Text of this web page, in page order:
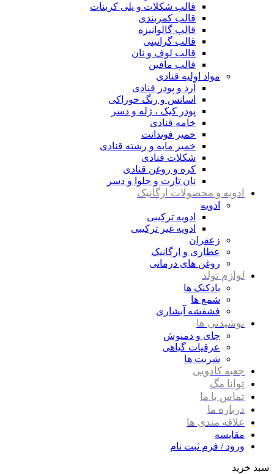
قالب شکلات و پلی کربنات
قالب کمربندی
قالب گالوانیزه
قالب گرانیتی
قالب لوف و نان
قالب مافین
مواد اولیه قنادی
آرد و پودر قنادی
اسانس و رنگ خوراکی
پودر کیک ، ژله و دسر
خامه قنادی
خمیر فوندانت
خمیر مایه و رشته قنادی
شکلات قنادی
کره و روغن قنادی
نان تارت و حلوا و دسر
ادویه و محصولات ارگانیک
ادویه
ادویه ترکیبی
ادویه غیر ترکیبی
زعفران
عطاری و ارگانیک
روغن های درمانی
لوازم تولد
بادکنک ها
شمع ها
فشفشه آبشاری
نوشیدنی ها
چای و دمنوش
عرقیات گیاهی
شربت ها
جعبه کادویی
توانا مگ
تماس با ما
درباره ما
علاقه مندی ها
مقایسه
ورود / فرم ثبت نام
سبد خرید